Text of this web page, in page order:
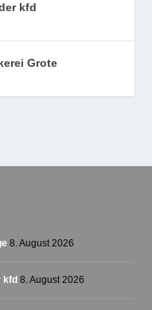
kfd
Grote
8. August 2026
kfd 8. August 2026